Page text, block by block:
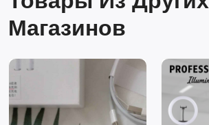
Магазинов